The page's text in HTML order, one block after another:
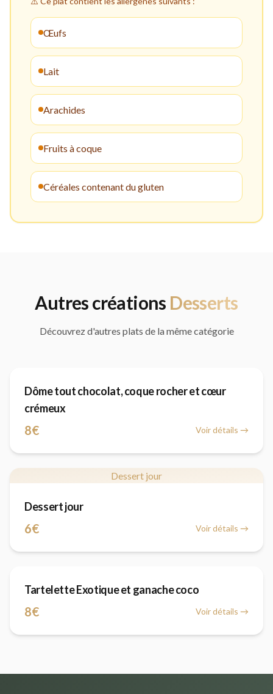
Œufs
Lait
Arachides
Fruits à coque
Céréales contenant du gluten
Autres créations Desserts
Découvrez d'autres plats de la même catégorie
Dôme tout chocolat, coque rocher et cœur
crémeux
8€ Voir détails →
Dessert jour
Dessert jour
6€ Voir détails →
Tartelette Exotique et ganache coco
8€ Voir détails →